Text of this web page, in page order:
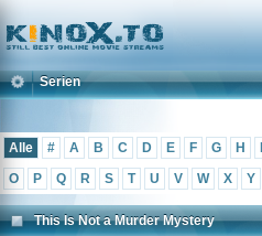
Home
Serien
Alle # A B C D E F G H
O
P Q R S T U V W X Y
This Is Not a Murder Mystery